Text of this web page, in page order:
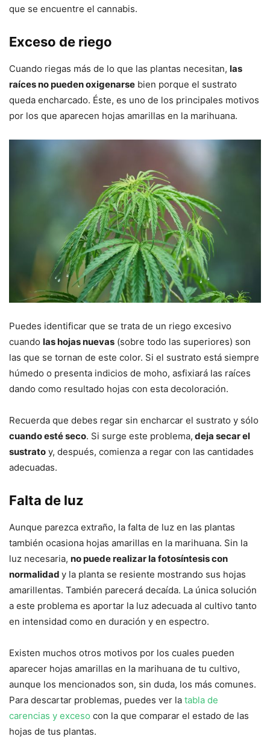
que se encuentre el cannabis.
Exceso de riego
Cuando riegas más de lo que las plantas necesitan, las
raíces no pueden oxigenarse bien porque el sustrato
queda encharcado. Éste, es uno de los principales motivos
por los que aparecen hojas amarillas en la marihuana.
Puedes identificar que se trata de un riego excesivo
cuando las hojas nuevas (sobre todo las superiores) son
las que se tornan de este color. Si el sustrato está siempre
húmedo o presenta indicios de moho, asfixiará las raíces
dando como resultado hojas con esta decoloración.
Recuerda que debes regar sin encharcar el sustrato y sólo
cuando esté seco. Si surge este problema, deja secar el
sustrato y, después, comienza a regar con las cantidades
adecuadas.
Falta de luz
Aunque parezca extraño, la falta de luz en las plantas
también ocasiona hojas amarillas en la marihuana. Sin la
luz necesaria, no puede realizar la fotosíntesis con
normalidad y la planta se resiente mostrando sus hojas
amarillentas. También parecerá decaída. La única solución
a este problema es aportar la luz adecuada al cultivo tanto
en intensidad como en duración y en espectro.
Existen muchos otros motivos por los cuales pueden
aparecer hojas amarillas en la marihuana de tu cultivo,
aunque los mencionados son, sin duda, los más comunes.
Para descartar problemas, puedes ver la tabla de
carencias y exceso con la que comparar el estado de las
hojas de tus plantas.